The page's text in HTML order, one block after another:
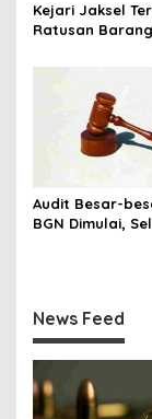
Kejari Jaksel
Ratusan
Jokowi
Audit Besar-
BGN Dimulai,
News Feed